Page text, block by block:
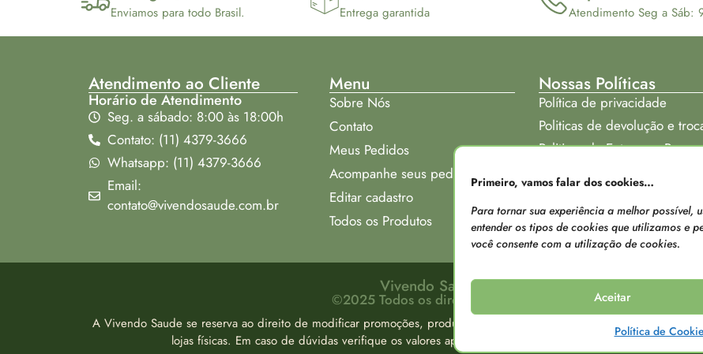
Primeiro, vamos falar dos cookies…
Para tornar sua experiência a melhor possível,
entender os tipos de cookies que utilizamos e
você consente com a utilização de cookies.
Aceitar
Política de
Enviamos para todo Brasil. Entrega garantida Atendimento Seg a Sáb:
Atendimento ao Cliente
Horário de Atendimento
Seg. a sábado: 8:00 às 18:00h
Contato: (11) 4379-3666
Whatsapp: (11) 4379-3666
Email:
contato@vivendosaude.com.br
Menu
Sobre Nós
Contato
Meus Pedidos
Acompanhe seus pedidos
Editar cadastro
Todos os Produtos
Nossas Políticas
Política de privacidade
Politicas de devolução e
Politicas de Entrega e Prazos
Vivendo Saude - CNPJ: 29.578.639/0001-30
©2025 Todos os direitos reservados. Criado por Edmarcio
A Vivendo Saude se reserva ao direito de modificar promoções, produtos e valores sem aviso prévio. Os valores
lojas físicas. Em caso de dúvidas verifique os valores apresentados entrando em contato conosco